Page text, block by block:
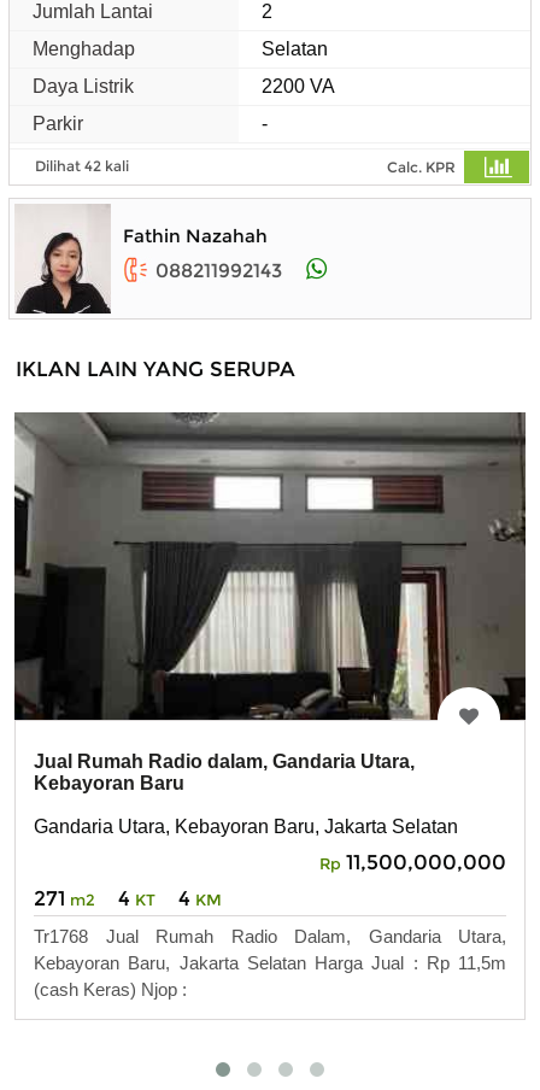
Jumlah Lantai
2
Menghadap
Selatan
Daya Listrik
2200 VA
Parkir
-
Dilihat 42 kali Calc. KPR
Fathin Nazahah
088211992143
IKLAN LAIN YANG SERUPA
Jual Rumah Radio dalam, Gandaria Utara,
Kebayoran Baru
Gandaria Utara, Kebayoran Baru, Jakarta Selatan
Rp 11,500,000,000
271 m2 4 KT 4 KM
Tr1768 Jual Rumah Radio Dalam, Gandaria Utara,
Kebayoran Baru, Jakarta Selatan Harga Jual : Rp 11,5m
(cash Keras) Njop :